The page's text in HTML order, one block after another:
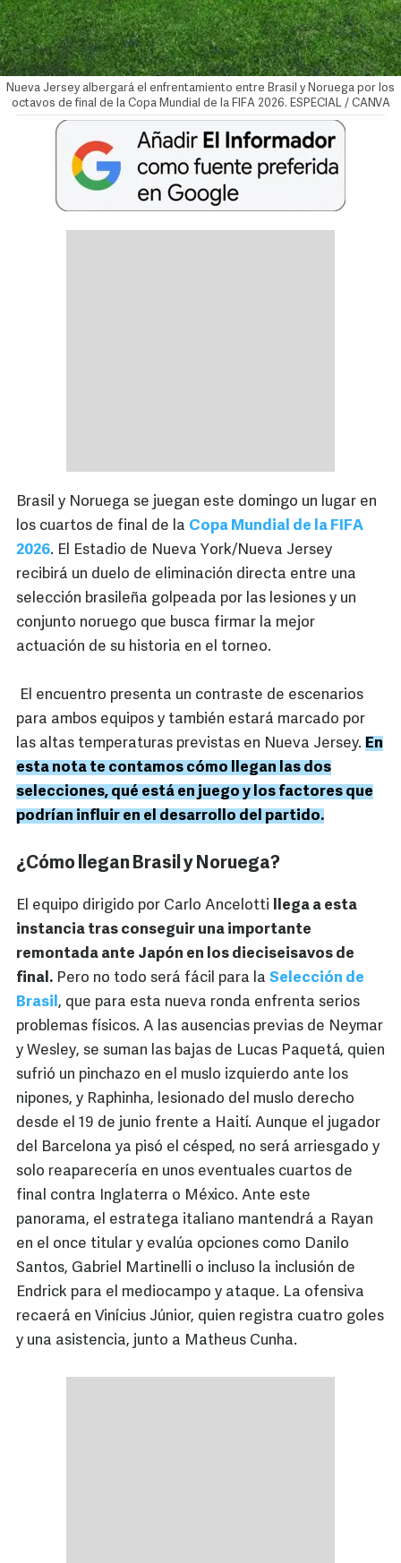
Nueva Jersey albergará el enfrentamiento entre Brasil y Noruega por los
octavos de final de la Copa Mundial de la FIFA 2026. ESPECIAL / CANVA
Brasil y Noruega se juegan este domingo un lugar en
los cuartos de final de la Copa Mundial de la FIFA
2026. El Estadio de Nueva York/Nueva Jersey
recibirá un duelo de eliminación directa entre una
selección brasileña golpeada por las lesiones y un
conjunto noruego que busca firmar la mejor
actuación de su historia en el torneo.
El encuentro presenta un contraste de escenarios
para ambos equipos y también estará marcado por
las altas temperaturas previstas en Nueva Jersey. En
esta nota te contamos cómo llegan las dos
selecciones, qué está en juego y los factores que
podrían influir en el desarrollo del partido.
¿Cómo llegan Brasil y Noruega?
El equipo dirigido por Carlo Ancelotti llega a esta
instancia tras conseguir una importante
remontada ante Japón en los dieciseisavos de
final. Pero no todo será fácil para la Selección de
Brasil, que para esta nueva ronda enfrenta serios
problemas físicos. A las ausencias previas de Neymar
y Wesley, se suman las bajas de Lucas Paquetá, quien
sufrió un pinchazo en el muslo izquierdo ante los
nipones, y Raphinha, lesionado del muslo derecho
desde el 19 de junio frente a Haití. Aunque el jugador
del Barcelona ya pisó el césped, no será arriesgado y
solo reaparecería en unos eventuales cuartos de
final contra Inglaterra o México. Ante este
panorama, el estratega italiano mantendrá a Rayan
en el once titular y evalúa opciones como Danilo
Santos, Gabriel Martinelli o incluso la inclusión de
Endrick para el mediocampo y ataque. La ofensiva
recaerá en Vinícius Júnior, quien registra cuatro goles
y una asistencia, junto a Matheus Cunha.